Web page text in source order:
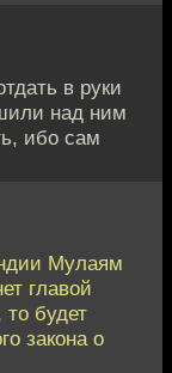
в руки
над ним
ибо сам
Мулаям
главой
будет
закона о